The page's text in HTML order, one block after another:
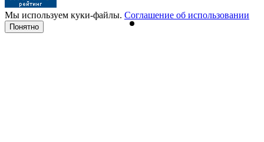
Мы используем куки-файлы. Соглашение об использовании
Понятно